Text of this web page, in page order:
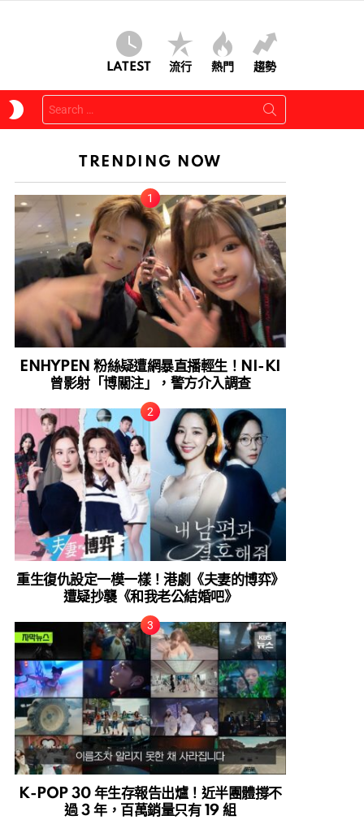
LATEST 流行 熱門 趨勢
SKIN
Search
for:
TRENDING NOW
ENHYPEN 粉絲疑遭網暴直播輕生！NI-KI
曾影射「博關注」，警方介入調查
重生復仇設定一模一樣！港劇《夫妻的博弈》
遭疑抄襲《和我老公結婚吧》
K-POP 30 年生存報告出爐！近半團體撐不
過 3 年，百萬銷量只有 19 組